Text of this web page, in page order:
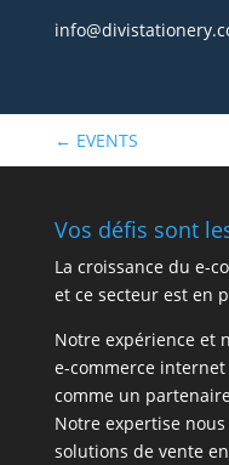
← EVENTS
Vos défis sont
La croissance du e-
et ce secteur est en
Notre expérience et
e-commerce
comme un
Notre expertise
solutions de vente